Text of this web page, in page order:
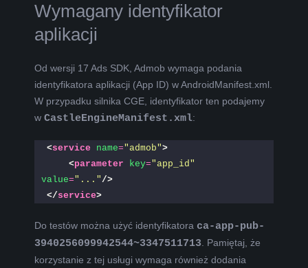
Wymagany identyfikator
aplikacji
Od wersji 17 Ads SDK, Admob wymaga podania
identyfikatora aplikacji (App ID) w AndroidManifest.xml.
W przypadku silnika CGE, identyfikator ten podajemy
w CastleEngineManifest.xml:
<service name= "admob">
<parameter key= "app_id"
value= "..."/>
</ service>
Do testów można użyć identyfikatora ca-app-pub-
3940256099942544~3347511713 . Pamiętaj, że
korzystanie z tej usługi wymaga również dodania